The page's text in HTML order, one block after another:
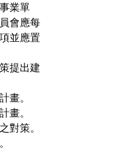
業單
會應每
並應置
提出建
畫。
畫。
對策。